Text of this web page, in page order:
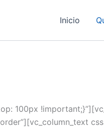
Inicio
100px